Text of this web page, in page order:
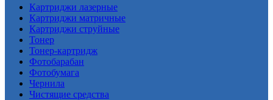
Картриджи лазерные
Картриджи матричные
Картриджи струйные
Тонер
Тонер-картридж
Фотобарабан
Фотобумага
Чернила
Чистящие средства